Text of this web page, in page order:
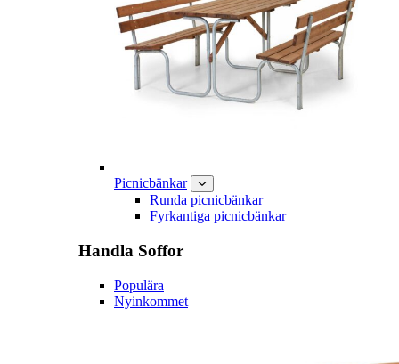
Picnicbänkar
Runda picnicbänkar
Fyrkantiga picnicbänkar
Handla Soffor
Populära
Nyinkommet